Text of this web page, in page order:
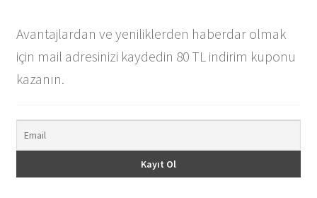
Avantajlardan ve yeniliklerden haberdar olmak
için mail adresinizi kaydedin 80 TL indirim kuponu
kazanın.